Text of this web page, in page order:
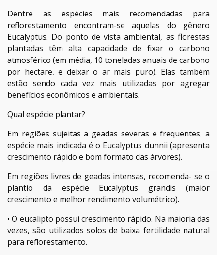
Dentre as espécies mais recomendadas para
reflorestamento encontram-se aquelas do gênero
Eucalyptus. Do ponto de vista ambiental, as florestas
plantadas têm alta capacidade de fixar o carbono
atmosférico (em média, 10 toneladas anuais de carbono
por hectare, e deixar o ar mais puro). Elas também
estão sendo cada vez mais utilizadas por agregar
benefícios econômicos e ambientais.
Qual espécie plantar?
Em regiões sujeitas a geadas severas e frequentes, a
espécie mais indicada é o Eucalyptus dunnii (apresenta
crescimento rápido e bom formato das árvores).
Em regiões livres de geadas intensas, recomenda- se o
plantio da espécie Eucalyptus grandis (maior
crescimento e melhor rendimento volumétrico).
•O eucalipto possui crescimento rápido. Na maioria das
vezes, são utilizados solos de baixa fertilidade natural
para reflorestamento.